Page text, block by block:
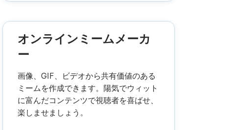
オンラインミームメーカ
ー
画像、GIF、ビデオから共有価値のある
ミームを作成できます。陽気でウィット
に富んだコンテンツで視聴者を喜ばせ、
楽しませましょう。